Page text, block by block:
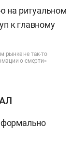
рынке не так-то
о смерти»
формально